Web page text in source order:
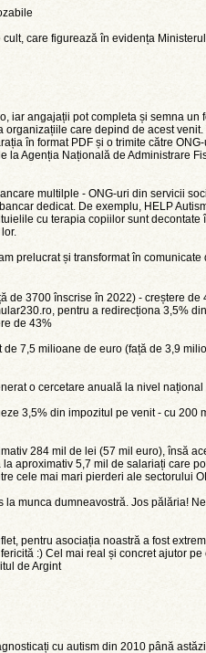
care figurează în evidența
iar angajații pot completa și semna un
care depind de acest
în format PDF și o trimite către
la Agenția Națională de Administrare
multilple - ONG-uri din servicii
dedicat. De exemplu, HELP
cu terapia copiilor sunt decontate
prelucrat și transformat în comunicate
de 3700 înscrise în 2022) - creștere de
pentru a redirecționa 3,5%
de 43%
7,5 milioane de euro (față de 3,9
o cercetare anuală la nivel
3,5% din impozitul pe venit - cu 200
284 mil de lei (57 mil euro), însă
aproximativ 5,7 mil de salariați care
cele mai mari pierderi ale sectorului
munca dumneavostră. Jos pălăria!
pentru asociația noastră a fost
:) Cel mai real și concret ajutor pe
de Argint
cu autism din 2010 până